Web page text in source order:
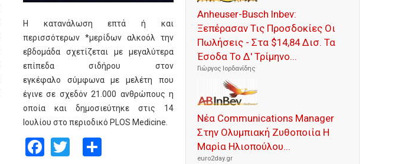
Η κατανάλωση επτά ή και
περισσότερων *μερίδων αλκοόλ την
εβδομάδα σχετίζεται με μεγαλύτερα
επίπεδα σιδήρου στον
εγκέφαλο σύμφωνα με μελέτη που
έγινε σε σχεδόν 21.000 ανθρώπους η
οποία και δημοσιεύτηκε στις 14
Ιουλίου στο περιοδικό PLOS Medicine.
Facebook
TwitterShare
Anheuser-Busch Inbev:
Ξεπέρασαν Τις Προσδοκίες Οι
Πωλήσεις - Στα $14,84 Δισ. Τα
Έσοδα Το Δ' Τρίμηνο...
Γιώργος Ιορδανίδης
Νέα Communications Manager
Στην Ολυμπιακή Ζυθοποιία Η
Μαρία Ηλιοπούλου...
euro2day.gr